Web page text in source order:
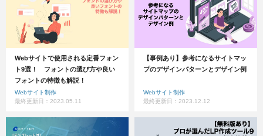
Webサイトで使用される定番フォン
ト9選！ フォントの選び方や良い
フォントの特徴も解説！
Webサイト制作
最終更新日：2023.05.11
【事例あり】参考になるサイトマッ
プのデザインパターンとデザイン例
Webサイト制作
最終更新日：2023.12.12